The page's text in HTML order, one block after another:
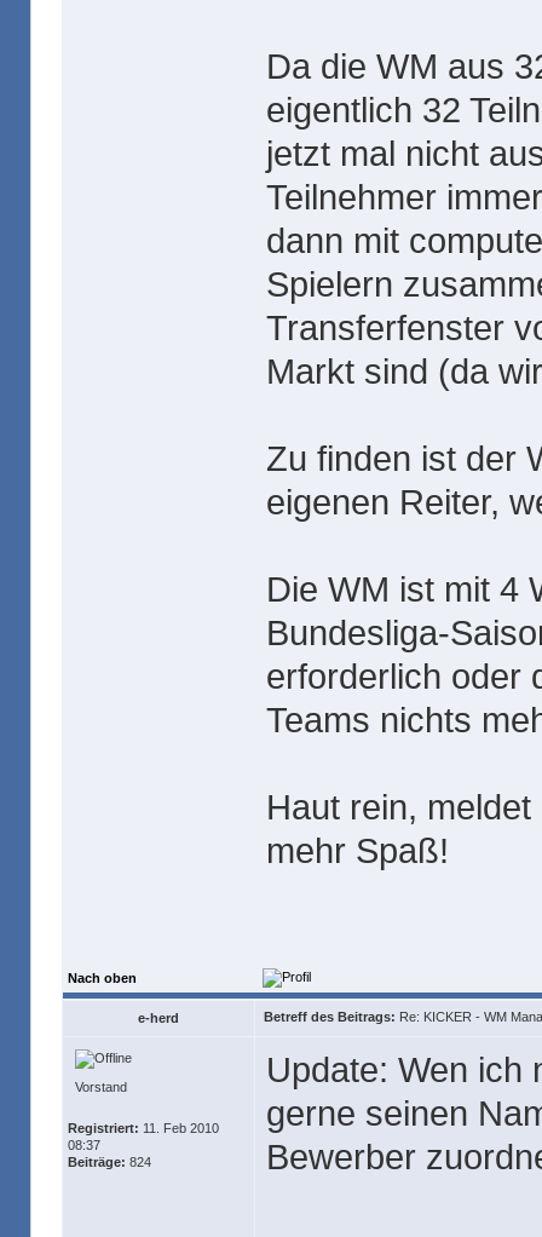
Da die WM aus
eigentlich 32
jetzt mal nicht
Teilnehmer
dann mit
Spielern
Transferfenster
Markt sind (da
Zu finden ist der
eigenen Reiter,
Die WM ist mit 4
Bundesliga-
erforderlich oder
Teams nichts
Haut rein,
mehr Spaß!
Nach oben
e-herd Betreff des Beitrags: Re: KICKER - WM
Vorstand
Registriert: 11. Feb 2010
08:37
Beiträge: 824
Update: Wen ich
gerne seinen
Bewerber